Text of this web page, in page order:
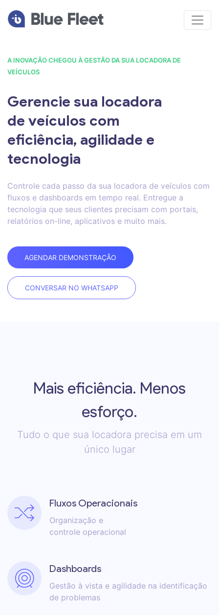
A INOVAÇÃO CHEGOU À GESTÃO DA SUA LOCADORA DE
VEÍCULOS
Gerencie sua locadora
de veículos com
eficiência, agilidade e
tecnologia
Controle cada passo da sua locadora de veículos com
fluxos e dashboards em tempo real. Entregue a
tecnologia que seus clientes precisam com portais,
relatórios on-line, aplicativos e muito mais.
AGENDAR DEMONSTRAÇÃO
CONVERSAR NO WHATSAPP
Mais eficiência. Menos
esforço.
Tudo o que sua locadora precisa em um
único lugar
Fluxos Operacionais
Organização e
controle operacional
Dashboards
Gestão à vista e agilidade na identificação
de problemas